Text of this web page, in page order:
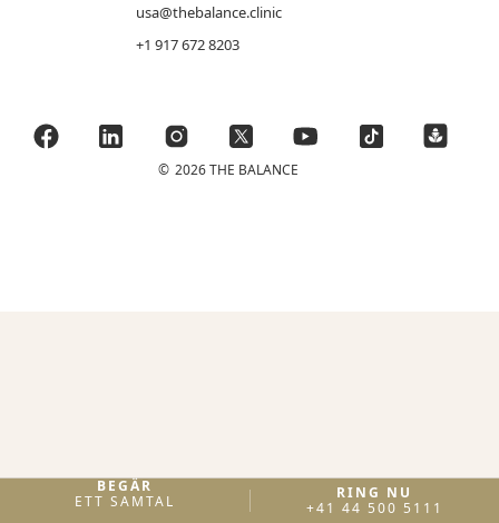
usa@thebalance.clinic
+1 917 672 8203
© 2026 THE BALANCE
BEGÄR
ETT SAMTAL
RING NU
+41 44 500 5111